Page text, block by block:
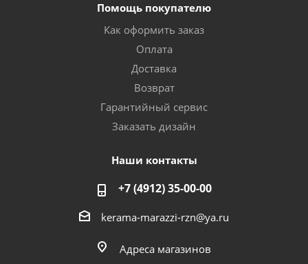
Помощь покупателю
Как оформить заказ
Оплата
Доставка
Возврат
Гарантийный сервис
Заказать дизайн
Наши контакты
+7 (4912) 35-00-00
kerama-marazzi-rzn@ya.ru
Адреса магазинов